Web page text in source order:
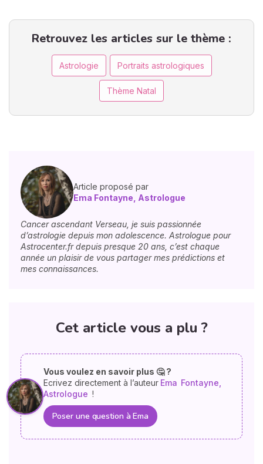
Retrouvez les articles sur le thème :
Astrologie Portraits astrologiques
Thème Natal
Article proposé par
Ema Fontayne, Astrologue
Cancer ascendant Verseau, je suis passionnée
d’astrologie depuis mon adolescence. Astrologue pour
Astrocenter.fr depuis presque 20 ans, c’est chaque
année un plaisir de vous partager mes prédictions et
mes connaissances.
Cet article vous a plu ?
Vous voulez en savoir plus 🤔 ?
Ecrivez directement à l’auteur Ema Fontayne,
Astrologue !
Poser une question à Ema